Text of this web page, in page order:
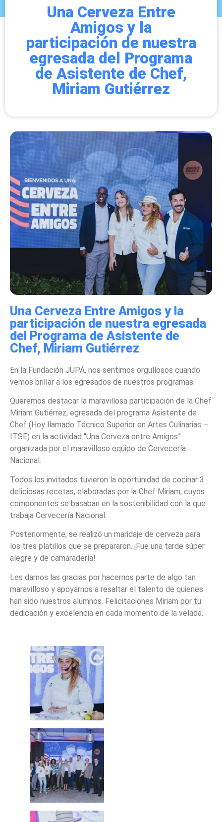
Una Cerveza Entre
Amigos y la
participación de nuestra
egresada del Programa
de Asistente de Chef,
Miriam Gutiérrez
Una Cerveza Entre Amigos y la
participación de nuestra egresada
del Programa de Asistente de
Chef, Miriam Gutiérrez
En la Fundación JUPÁ, nos sentimos orgullosos cuando
vemos brillar a los egresados de nuestros programas.
Queremos destacar la maravillosa participación de la Chef
Miriam Gutiérrez, egresada del programa Asistente de
Chef (Hoy llamado Técnico Superior en Artes Culinarias –
ITSE) en la actividad “Una Cerveza entre Amigos”
organizada por el maravilloso equipo de Cervecería
Nacional.
Todos los invitados tuvieron la oportunidad de cocinar 3
deliciosas recetas, elaboradas por la Chef Miriam, cuyos
componentes se basaban en la sostenibilidad con la que
trabaja Cervecería Nacional.
Posteriormente, se realizó un maridaje de cerveza para
los tres platillos que se prepararon. ¡Fue una tarde súper
alegre y de camaradería!
Les damos las gracias por hacernos parte de algo tan
maravilloso y apoyarnos a resaltar el talento de quienes
han sido nuestros alumnos. Felicitaciones Miriam por tu
dedicación y excelencia en cada momento de la velada.